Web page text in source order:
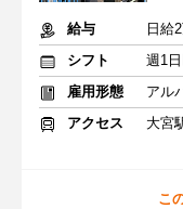
給与
日給
シフト
週1
雇用形態
アル
アクセス
大宮
こ